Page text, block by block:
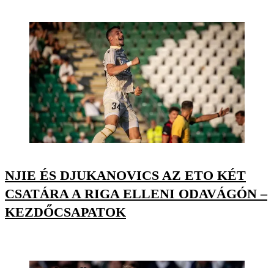
NJIE ÉS DJUKANOVICS AZ ETO KÉT
CSATÁRA A RIGA ELLENI ODAVÁGÓN –
KEZDŐCSAPATOK